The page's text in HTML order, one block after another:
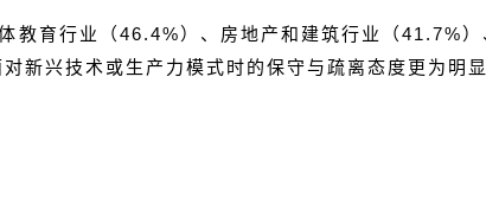
教育行业（46.4%）、房地产和建筑行业（41.7%
新兴技术或生产力模式时的保守与疏离态度更为明显